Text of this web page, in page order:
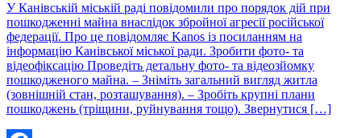
У Канівській міській раді повідомили про порядок дій при
пошкодженні майна внаслідок збройної агресії російської
федерації. Про це повідомляє Kanos із посиланням на
інформацію Канівської міської ради. Зробити фото- та
відеофіксацію Проведіть детальну фото- та відеозйомку
пошкодженого майна. – Зніміть загальний вигляд житла
(зовнішній стан, розташування). – Зробіть крупні плани
пошкоджень (тріщини, руйнування тощо). Звернутися […]